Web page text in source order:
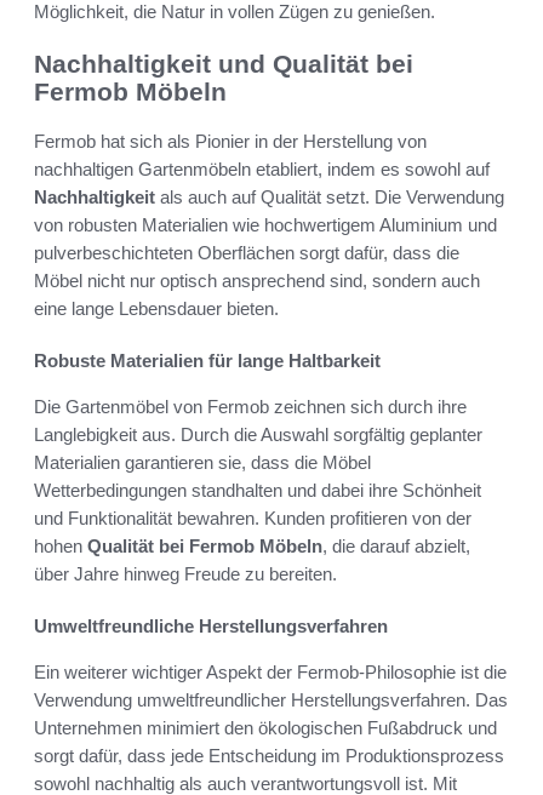
Möglichkeit, die Natur in vollen Zügen zu genießen.
Nachhaltigkeit und Qualität bei
Fermob Möbeln
Fermob hat sich als Pionier in der Herstellung von
nachhaltigen Gartenmöbeln etabliert, indem es sowohl auf
Nachhaltigkeit als auch auf Qualität setzt. Die Verwendung
von robusten Materialien wie hochwertigem Aluminium und
pulverbeschichteten Oberflächen sorgt dafür, dass die
Möbel nicht nur optisch ansprechend sind, sondern auch
eine lange Lebensdauer bieten.
Robuste Materialien für lange Haltbarkeit
Die Gartenmöbel von Fermob zeichnen sich durch ihre
Langlebigkeit aus. Durch die Auswahl sorgfältig geplanter
Materialien garantieren sie, dass die Möbel
Wetterbedingungen standhalten und dabei ihre Schönheit
und Funktionalität bewahren. Kunden profitieren von der
hohen Qualität bei Fermob Möbeln, die darauf abzielt,
über Jahre hinweg Freude zu bereiten.
Umweltfreundliche Herstellungsverfahren
Ein weiterer wichtiger Aspekt der Fermob-Philosophie ist die
Verwendung umweltfreundlicher Herstellungsverfahren. Das
Unternehmen minimiert den ökologischen Fußabdruck und
sorgt dafür, dass jede Entscheidung im Produktionsprozess
sowohl nachhaltig als auch verantwortungsvoll ist. Mit